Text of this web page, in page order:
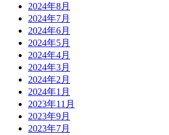
2024年8月
2024年7月
2024年6月
2024年5月
2024年4月
2024年3月
2024年2月
2024年1月
2023年11月
2023年9月
2023年7月